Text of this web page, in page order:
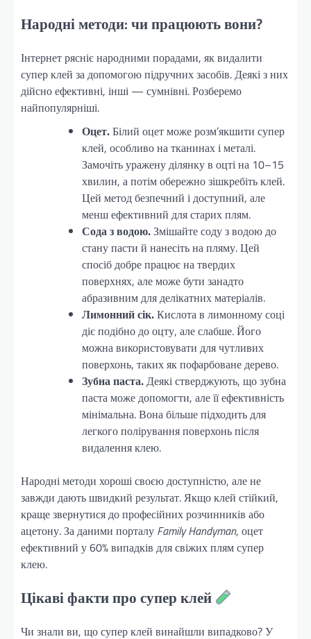
Народні методи: чи працюють вони?
Інтернет рясніє народними порадами, як видалити
супер клей за допомогою підручних засобів. Деякі з них
дійсно ефективні, інші — сумнівні. Розберемо
найпопулярніші.
Оцет.Білий оцет може розм’якшити супер
клей, особливо на тканинах і металі.
Замочіть уражену ділянку в оцті на 10–15
хвилин, а потім обережно зішкребіть клей.
Цей метод безпечний і доступний, але
менш ефективний для старих плям.
Сода з водою.Змішайте соду з водою до
стану пасти й нанесіть на пляму. Цей
спосіб добре працює на твердих
поверхнях, але може бути занадто
абразивним для делікатних матеріалів.
Лимонний сік.Кислота в лимонному соці
діє подібно до оцту, але слабше. Його
можна використовувати для чутливих
поверхонь, таких як пофарбоване дерево.
Зубна паста.Деякі стверджують, що зубна
паста може допомогти, але її ефективність
мінімальна. Вона більше підходить для
легкого полірування поверхонь після
видалення клею.
Народні методи хороші своєю доступністю, але не
завжди дають швидкий результат. Якщо клей стійкий,
краще звернутися до професійних розчинників або
ацетону. За даними порталу Family Handyman, оцет
ефективний у 60% випадків для свіжих плям супер
клею.
Цікаві факти про супер клей
Чи знали ви, що супер клей винайшли випадково? У